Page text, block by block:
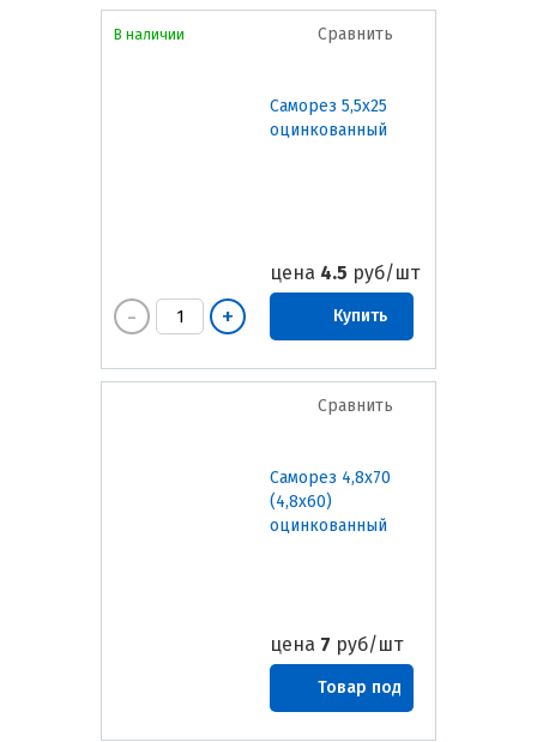
Сравнить
Саморез 5,5х25
оцинкованный
цена 4.5 руб/шт
Купить
В наличии
Сравнить
Саморез 4,8х70
(4,8х60)
оцинкованный
цена 7 руб/шт
Товар под
заказ